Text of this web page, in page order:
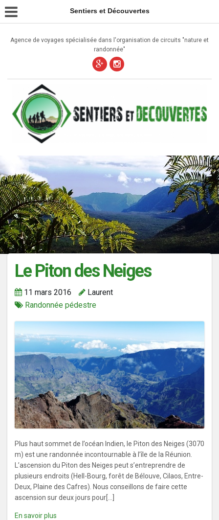
Sentiers et Découvertes
Agence de voyages spécialisée dans l'organisation de circuits "nature et
randonnée"
Le Piton des Neiges
11 mars 2016
Laurent
Randonnée pédestre
Plus haut sommet de l’océan Indien, le Piton des Neiges (3070
m) est une randonnée incontournable à l’île de la Réunion.
L’ascension du Piton des Neiges peut s’entreprendre de
plusieurs endroits (Hell-Bourg, forêt de Bélouve, Cilaos, Entre-
Deux, Plaine des Cafres). Nous conseillons de faire cette
ascension sur deux jours pour[...]
En savoir plus